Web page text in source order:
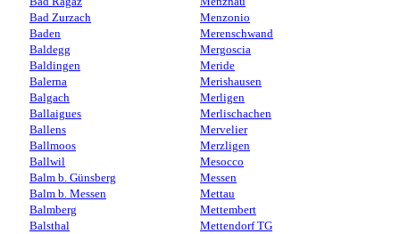
Bad Zurzach
Baden
Baldegg
Baldingen
Balerna
Balgach
Ballaigues
Ballens
Ballmoos
Ballwil
Balm b. Günsberg
Balm b. Messen
Balmberg
Balsthal
Menzonio
Merenschwand
Mergoscia
Meride
Merishausen
Merligen
Merlischachen
Mervelier
Merzligen
Mesocco
Messen
Mettau
Mettembert
Mettendorf TG